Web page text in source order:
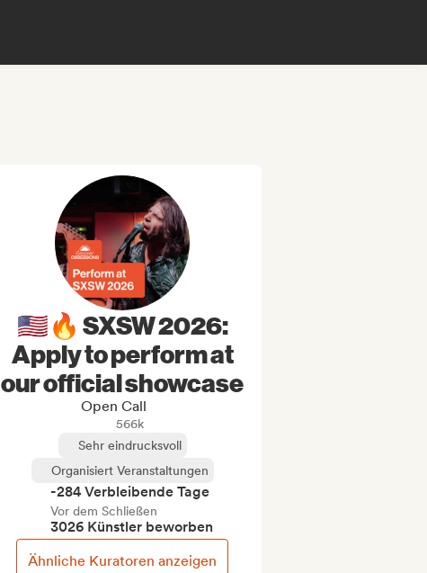
🇺🇸🔥 SXSW 2026:
Apply to perform at
our official showcase
Open Call
566k
Sehr eindrucksvoll
Organisiert Veranstaltungen
-284 Verbleibende Tage
Vor dem Schließen
3026 Künstler beworben
Ähnliche Kuratoren anzeigen